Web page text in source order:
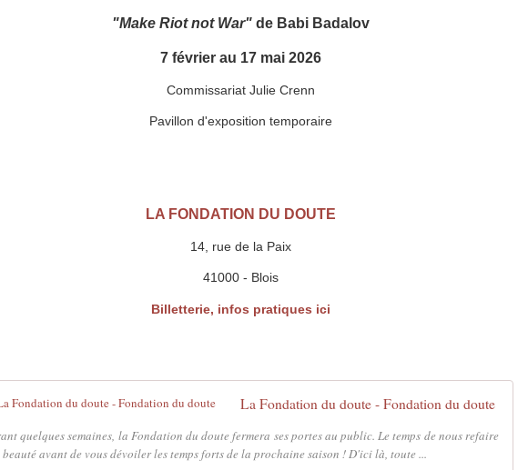
"Make Riot not War"de Babi Badalov
7 février au 17 mai 2026
Commissariat Julie Crenn
Pavillon d'exposition temporaire
LA FONDATION DU DOUTE
14, rue de la Paix
41000 - Blois
Billetterie, infos pratiques ici
La Fondation du doute - Fondation du doute
quelques semaines, la Fondation du doute fermera ses portes au public. Le temps de nous refaire
beauté avant de vous dévoiler les temps forts de la prochaine saison ! D'ici là, toute ...